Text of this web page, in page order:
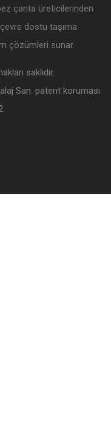
çanta üreticilerinden
dostu taşıma
çözümleri sunar.
saklıdır.
San. patent koruması